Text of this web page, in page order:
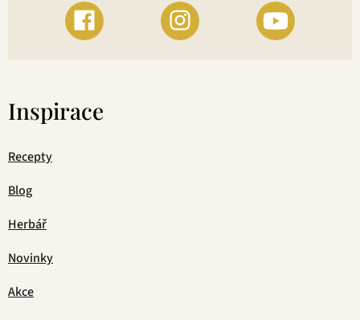
Inspirace
Recepty
Blog
Herbář
Novinky
Akce